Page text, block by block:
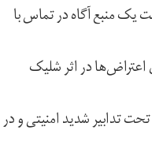
نیز روز ۷ آذرماه در این زمینه نوشت یک منبع آگاه در تماس با
اعتراض‌ها در اثر شلیک
تدابیر شدید امنیتی و در